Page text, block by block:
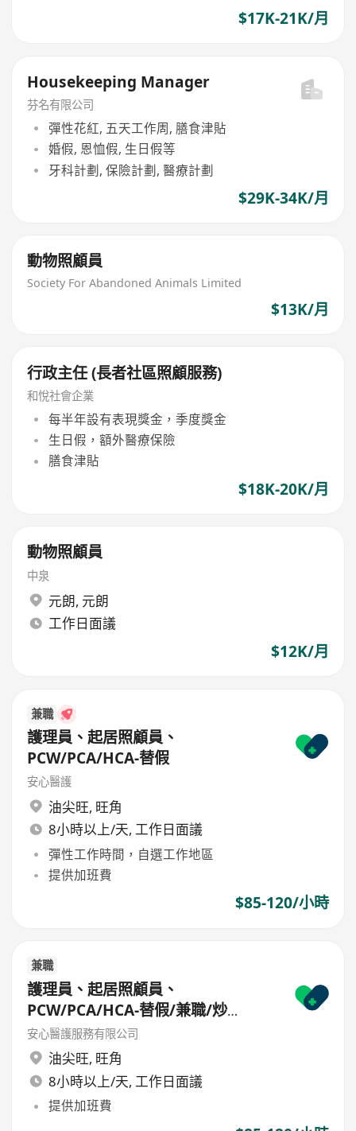
$17K-21K/月
Housekeeping Manager
芬名有限公司
彈性花紅, 五天工作周, 膳食津貼
婚假, 恩恤假, 生日假等
牙科計劃, 保險計劃, 醫療計劃
$29K-34K/月
動物照顧員
Society For Abandoned Animals Limited
$13K/月
行政主任 (長者社區照顧服務)
和悅社會企業
每半年設有表現獎金，季度獎金
生日假，額外醫療保險
膳食津貼
$18K-20K/月
動物照顧員
中泉
元朗, 元朗
工作日面議
$12K/月
兼職
護理員、起居照顧員、
PCW/PCA/HCA-替假
安心醫護
油尖旺, 旺角
8小時以上/天, 工作日面議
彈性工作時間，自選工作地區
提供加班費
$85-120/小時
兼職
護理員、起居照顧員、
PCW/PCA/HCA-替假/兼職/炒
散/freelance/parttime
安心醫護服務有限公司
油尖旺, 旺角
8小時以上/天, 工作日面議
提供加班費